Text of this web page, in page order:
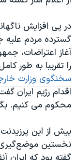
در پی افزایش
گسترده مردم علیه
را تقریبا به طور
سخنگوی وزارت
اقدام رژیم ایران
محکوم می کنیم.
پیش از این
نخستین موضع‌گیری